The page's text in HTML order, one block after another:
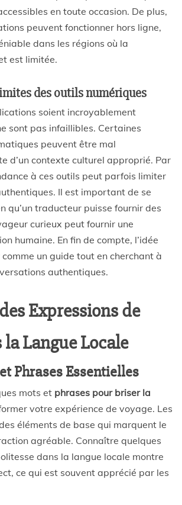
en toute occasion. De plus,
peuvent fonctionner hors ligne,
dans les régions où la
est limitée.
des outils numériques
soient incroyablement
sont pas infaillibles. Certaines
peuvent être mal
d’un contexte culturel approprié. Par
à ces outils peut parfois limiter
Il est important de se
qu’un traducteur puisse fournir des
curieux peut fournir une
humaine. En fin de compte, l’idée
un guide tout en cherchant à
authentiques.
Expressions de
la Langue Locale
Phrases Essentielles
mots et phrases pour briser la
votre expérience de voyage. Les
éléments de base qui marquent le
agréable. Connaître quelques
dans la langue locale montre
ce qui est souvent apprécié par les